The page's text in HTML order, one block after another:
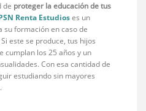
de proteger la educación de tus
Renta Estudioses un
su formación en caso de
este se produce, tus hijos
cumplan los 25 años y un
Con esa cantidad de
estudiando sin mayores